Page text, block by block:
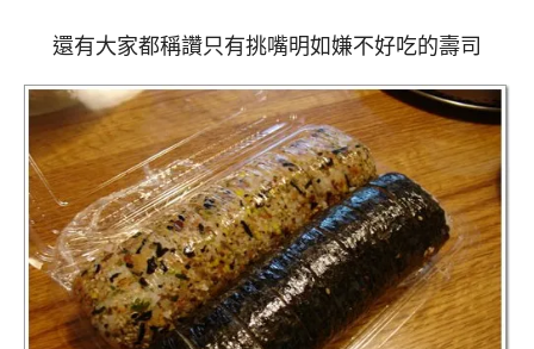
還有大家都稱讚只有挑嘴明如嫌不好吃的壽司